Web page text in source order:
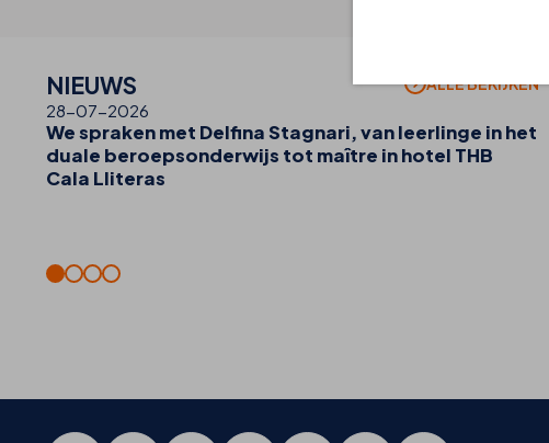
NIEUWS ALLE BEKIJKEN
28-07-2026
We spraken met Delfina Stagnari, van leerlinge in het
duale beroepsonderwijs tot maître in hotel THB
Cala Lliteras